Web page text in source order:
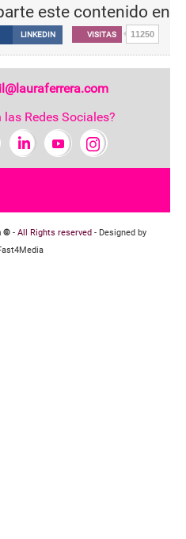
este contenido en
LINKEDIN VISITAS 11250
Redes Sociales?
© - All Rights reserved - Designed by